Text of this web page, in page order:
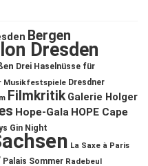
Bergen
Dresden
Drei Haselnüsse für
Musikfestspiele Dresdner
Filmkritik Galerie Holger
Hope-Gala HOPE Cape
Gin Night
La Saxe à Paris
Palais Sommer Radebeul